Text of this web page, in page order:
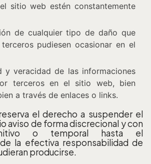
sitio web estén constantemente
de cualquier tipo de daño que
pudiesen ocasionar en el
y veracidad de las informaciones
terceros en el sitio web, bien
a través de enlaces o links.
el derecho a suspender el
aviso de forma discrecional y con
o temporal hasta el
la efectiva responsabilidad de
producirse.